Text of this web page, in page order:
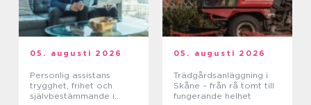
05. augusti 2026
Personlig assistans
trygghet, frihet och
självbestämmande i
05. augusti 2026
Trädgårdsanläggning i
Skåne – från rå tomt till
fungerande helhet